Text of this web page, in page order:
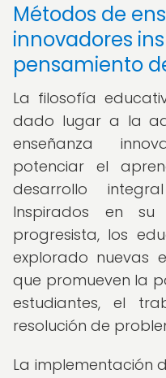
Métodos de
innovadores
pensamiento
La filosofía
dado lugar a la
enseñanza
potenciar el
desarrollo
Inspirados en
progresista, los
explorado nuevas
que promueven la
estudiantes, el
resolución de
La implementación